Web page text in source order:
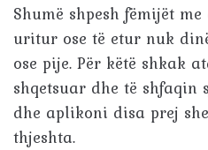
Shumë shpesh fëmijët
uritur ose të etur nuk
ose pije. Për këtë shkak
shqetsuar dhe të shfaqin
dhe aplikoni disa prej
thjeshta.